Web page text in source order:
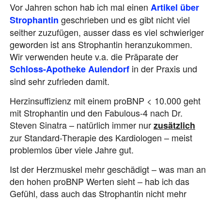
Vor Jahren schon hab ich mal einen Artikel über
Strophantin geschrieben und es gibt nicht viel
seither zuzufügen, ausser dass es viel schwieriger
geworden ist ans Strophantin heranzukommen.
Wir verwenden heute v.a. die Präparate der
Schloss-Apotheke Aulendorf in der Praxis und
sind sehr zufrieden damit.
Herzinsuffizienz mit einem proBNP < 10.000 geht
mit Strophantin und den Fabulous-4 nach Dr.
Steven Sinatra – natürlich immer nurzusätzlich
zur Standard-Therapie des Kardiologen – meist
problemlos über viele Jahre gut.
Ist der Herzmuskel mehr geschädigt – was man an
den hohen proBNP Werten sieht – hab ich das
Gefühl, dass auch das Strophantin nicht mehr